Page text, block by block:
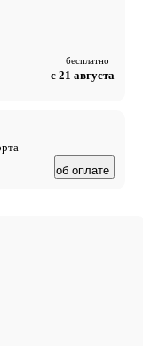
бесплатно
с 21 августа
об оплате